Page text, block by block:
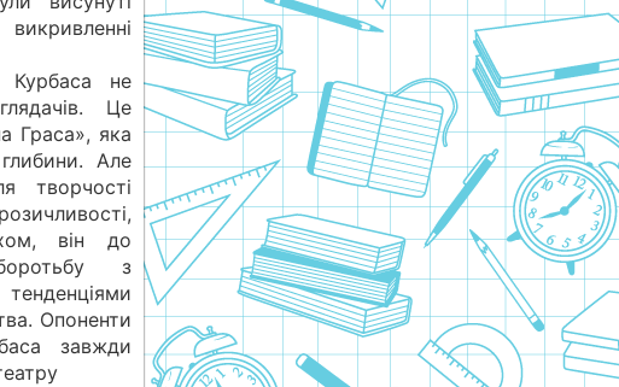
Курбаса не
Це
Граса», яка
Але
творчості
він до
з
Опоненти
завжди